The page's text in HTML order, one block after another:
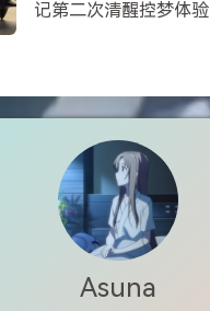
记第二次清醒控梦体验
Asuna